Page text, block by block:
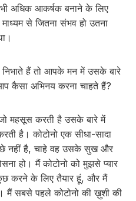
अधिक आकर्षक बनाने के लिए
से जितना संभव हो उतना
हैं तो आपके मन में उसके बारे
कैसा अभिनय करना चाहते हैं?
महसूस करती है उसके बारे में
है। कोटोनो एक सीधा-सादा
नहीं है, चाहे वह उसके सुख और
हो। मैं कोटोनो को मुझसे प्यार
करने के लिए तैयार हूं, और मैं
मैं सबसे पहले कोटोनो की ख़ुशी की